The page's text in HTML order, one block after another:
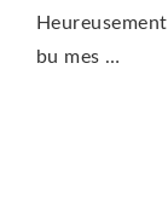
bu mes …